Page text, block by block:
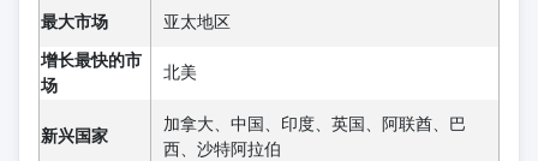
最大市场
亚太地区
增长最快的市
场
北美
新兴国家
加拿大、中国、印度、英国、阿联酋、巴
西、沙特阿拉伯